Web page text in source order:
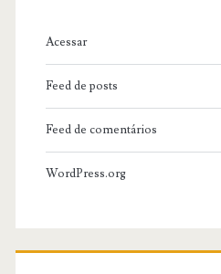
Acessar
Feed de posts
Feed de comentários
WordPress.org